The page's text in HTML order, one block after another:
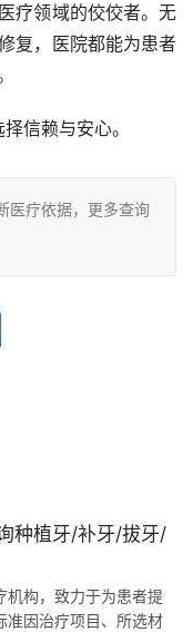
疗领域的佼佼者。无
复，医院都能为患者
信赖与安心。
医疗依据，更多查询
种植牙/补牙/拔牙/
机构，致力于为患者提
准因治疗项目、所选材